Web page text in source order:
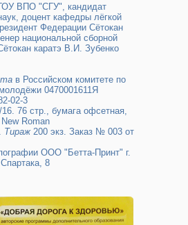
ВПО "СГУ", кандидат
доцент кафедры лёгкой
Федерации Сётокан
национальной сборной
каратэ В.И. Зубенко
в Российском комитете по
0470001611Я
02-3
16. 76 стр., бумага офсетная,
Roman
Тираж 200 экз. Заказ № 003 от
ООО "Бетта-Принт" г.
8